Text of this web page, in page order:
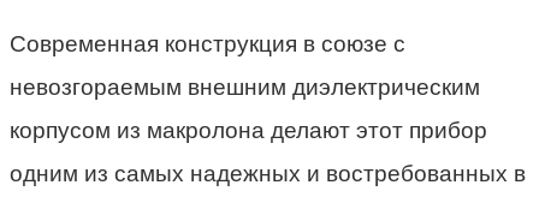
Современная конструкция в союзе с
невозгораемым внешним диэлектрическим
корпусом из макролона делают этот прибор
одним из самых надежных и востребованных в